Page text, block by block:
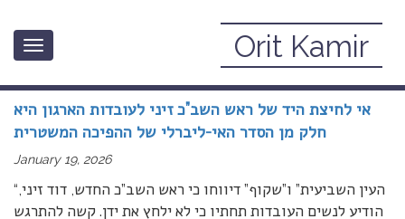
Toggle
Orit Kamir
אי לחיצת היד של ראש השב”כ זיני לעובדות הארגון היא
חלק מן הסדר האי-ליברלי של ההפיכה המשטרית
January 19, 2026
“העין השביעית” ו”שקוף” דיווחו כי ראש השב”כ החדש, דוד זיני,
הודיע לנשים העובדות תחתיו כי לא ילחץ את ידן. קשה להתרגש